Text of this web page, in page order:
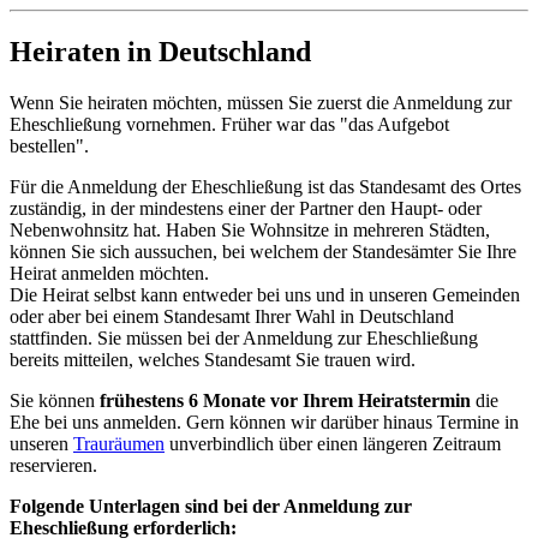
Heiraten in Deutschland
Wenn Sie heiraten möchten, müssen Sie zuerst die Anmeldung zur
Eheschließung vornehmen. Früher war das "das Aufgebot
bestellen".
Für die Anmeldung der Eheschließung ist das Standesamt des Ortes
zuständig, in der mindestens einer der Partner den Haupt- oder
Nebenwohnsitz hat. Haben Sie Wohnsitze in mehreren Städten,
können Sie sich aussuchen, bei welchem der Standesämter Sie Ihre
Heirat anmelden möchten.
Die Heirat selbst kann entweder bei uns und in unseren Gemeinden
oder aber bei einem Standesamt Ihrer Wahl in Deutschland
stattfinden. Sie müssen bei der Anmeldung zur Eheschließung
bereits mitteilen, welches Standesamt Sie trauen wird.
Sie können frühestens 6 Monate vor Ihrem Heiratstermin die
Ehe bei uns anmelden. Gern können wir darüber hinaus Termine in
unseren Trauräumen unverbindlich über einen längeren Zeitraum
reservieren.
Folgende Unterlagen sind bei der Anmeldung zur
Eheschließung erforderlich: